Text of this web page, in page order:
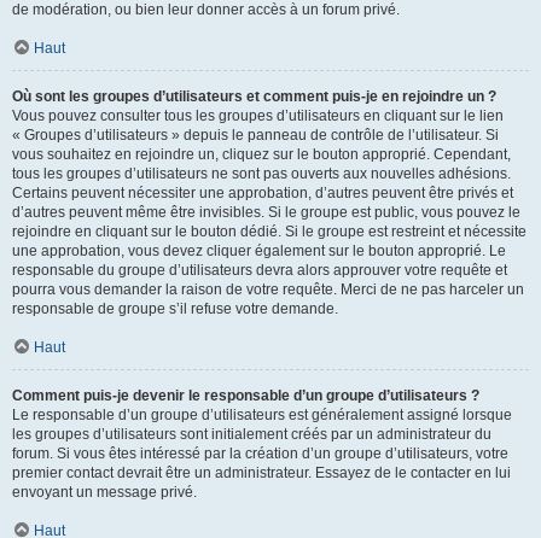
de modération, ou bien leur donner accès à un forum privé.
Haut
Où sont les groupes d’utilisateurs et comment puis-je en rejoindre un ?
Vous pouvez consulter tous les groupes d’utilisateurs en cliquant sur le lien
« Groupes d’utilisateurs » depuis le panneau de contrôle de l’utilisateur. Si
vous souhaitez en rejoindre un, cliquez sur le bouton approprié. Cependant,
tous les groupes d’utilisateurs ne sont pas ouverts aux nouvelles adhésions.
Certains peuvent nécessiter une approbation, d’autres peuvent être privés et
d’autres peuvent même être invisibles. Si le groupe est public, vous pouvez le
rejoindre en cliquant sur le bouton dédié. Si le groupe est restreint et nécessite
une approbation, vous devez cliquer également sur le bouton approprié. Le
responsable du groupe d’utilisateurs devra alors approuver votre requête et
pourra vous demander la raison de votre requête. Merci de ne pas harceler un
responsable de groupe s’il refuse votre demande.
Haut
Comment puis-je devenir le responsable d’un groupe d’utilisateurs ?
Le responsable d’un groupe d’utilisateurs est généralement assigné lorsque
les groupes d’utilisateurs sont initialement créés par un administrateur du
forum. Si vous êtes intéressé par la création d’un groupe d’utilisateurs, votre
premier contact devrait être un administrateur. Essayez de le contacter en lui
envoyant un message privé.
Haut